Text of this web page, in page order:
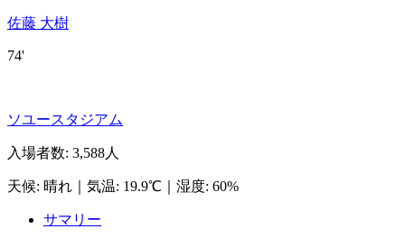
佐藤 大樹
74'
ソユースタジアム
入場者数: 3,588人
天候: 晴れ 気温: 19.9℃ 湿度: 60%
サマリー